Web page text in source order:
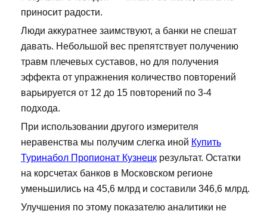
приносит радости.
Люди аккуратнее заимствуют, а банки не спешат
давать. Небольшой вес препятствует получению
травм плечевых суставов, но для получения
эффекта от упражнения количество повторений
варьируется от 12 до 15 повторений по 3-4
подхода.
При использовании другого измерителя
неравенства мы получим слегка иной Купить
Туринабол Пропионат Кузнецк результат. Остатки
на корсчетах банков в Московском регионе
уменьшились на 45,6 млрд и составили 346,6 млрд.
Улучшения по этому показателю аналитики не